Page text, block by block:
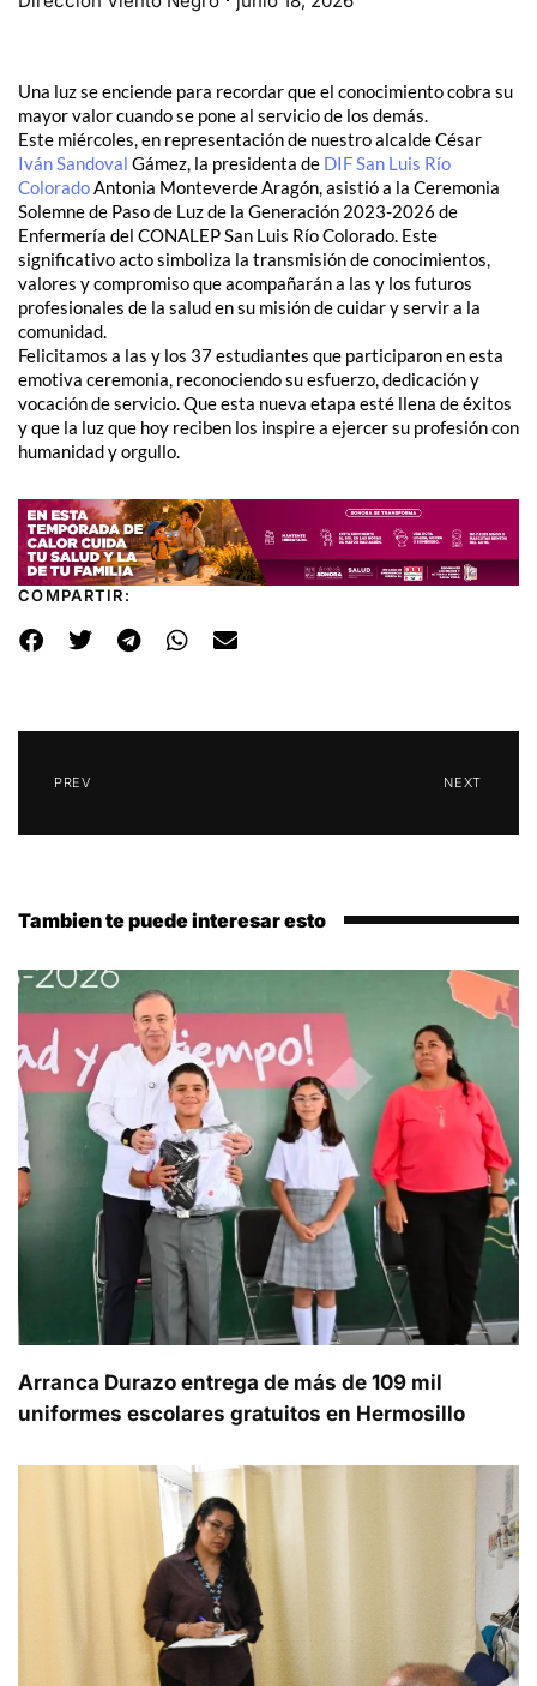
Una luz se enciende para recordar que el conocimiento cobra su
mayor valor cuando se pone al servicio de los demás.
Este miércoles, en representación de nuestro alcalde César
Iván Sandoval Gámez, la presidenta de DIF San Luis Río
ColoradoAntonia Monteverde Aragón, asistió a la Ceremonia
Solemne de Paso de Luz de la Generación 2023-2026 de
Enfermería del CONALEP San Luis Río Colorado. Este
significativo acto simboliza la transmisión de conocimientos,
valores y compromiso que acompañarán a las y los futuros
profesionales de la salud en su misión de cuidar y servir a la
comunidad.
Felicitamos a las y los 37 estudiantes que participaron en esta
emotiva ceremonia, reconociendo su esfuerzo, dedicación y
vocación de servicio. Que esta nueva etapa esté llena de éxitos
y que la luz que hoy reciben los inspire a ejercer su profesión con
humanidad y orgullo.
COMPARTIR:
PREV NEXT
Tambien te puede interesar esto
Arranca Durazo entrega de más de 109 mil
uniformes escolares gratuitos en Hermosillo